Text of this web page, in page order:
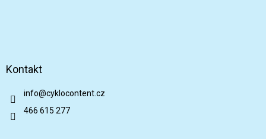
Kontakt
info@cyklocontent.cz
466 615 277